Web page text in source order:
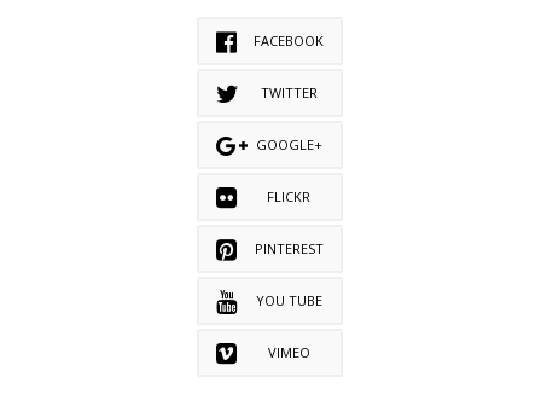
FACEBOOK
TWITTER
GOOGLE+
FLICKR
PINTEREST
YOU TUBE
VIMEO